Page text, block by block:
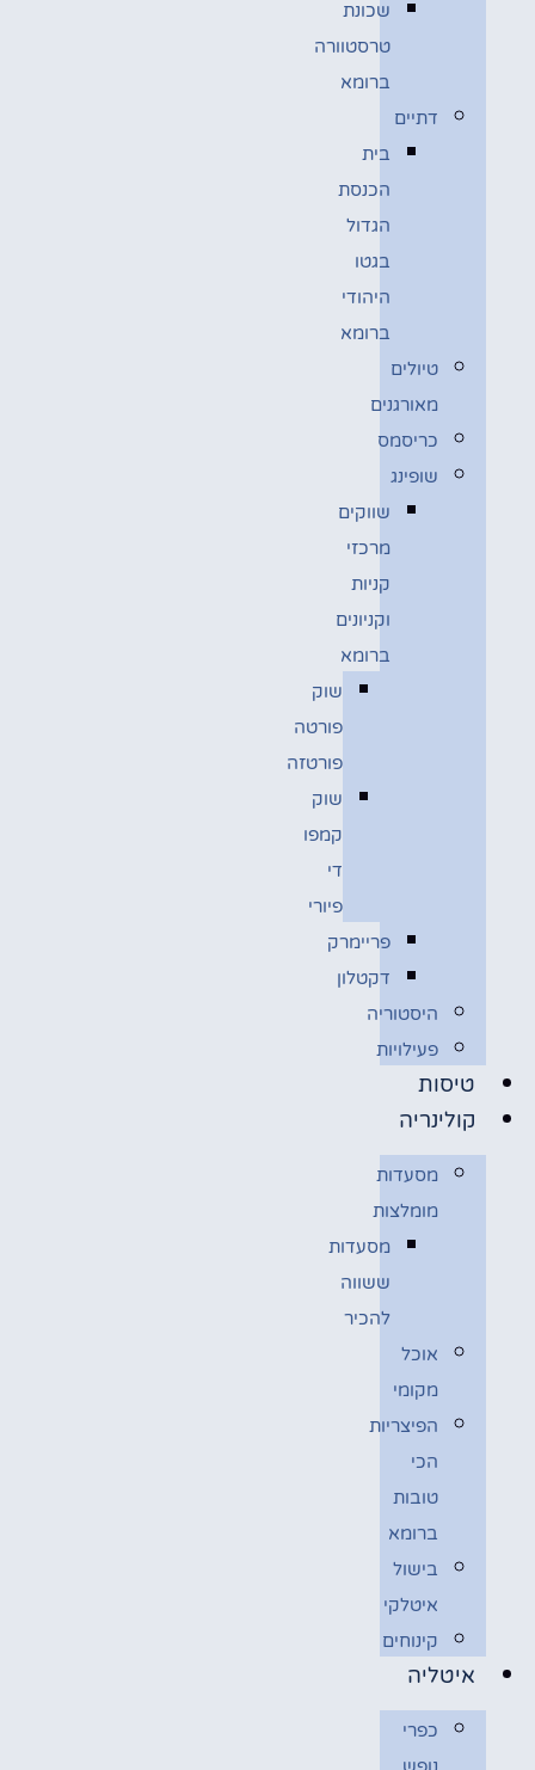
שכונת
טרסטוורה
ברומא
דתיים
בית
הכנסת
הגדול
בגטו
היהודי
ברומא
טיולים
מאורגנים
כריסמס
שופינג
שווקים
מרכזי
קניות
וקניונים
ברומא
שוק
פורטה
פורטזה
שוק
קמפו
די
פיורי
פריימרק
דקטלון
היסטוריה
פעילויות
טיסות
קולינריה
מסעדות
מומלצות
מסעדות
ששווה
להכיר
אוכל
מקומי
הפיצריות
הכי
טובות
ברומא
בישול
איטלקי
קינוחים
איטליה
כפרי